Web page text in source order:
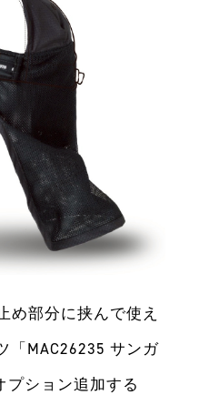
め部分に挟んで使え
「MAC26235 サンガ
プション追加する